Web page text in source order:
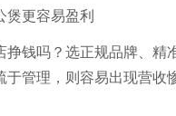
煲更容易盈利
挣钱吗？选正规品牌、
管理，则容易出现营收